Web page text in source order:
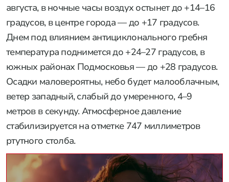
августа, в ночные часы воздух остынет до +14–16
градусов, в центре города — до +17 градусов.
Днем под влиянием антициклонального гребня
температура поднимется до +24–27 градусов, в
южных районах Подмосковья — до +28 градусов.
Осадки маловероятны, небо будет малооблачным,
ветер западный, слабый до умеренного, 4–9
метров в секунду. Атмосферное давление
стабилизируется на отметке 747 миллиметров
ртутного столба.